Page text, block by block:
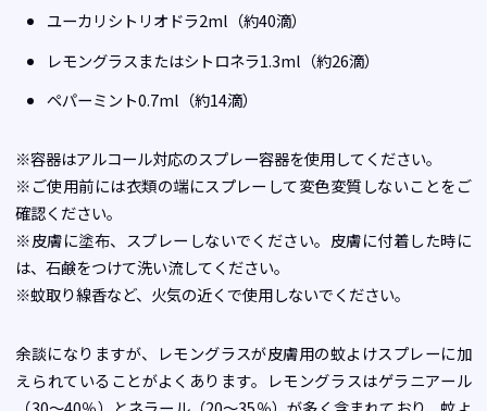
ユーカリシトリオドラ2ml（約40滴）
レモングラスまたはシトロネラ1.3ml（約26滴）
ペパーミント0.7ml（約14滴）
※容器はアルコール対応のスプレー容器を使用してください。
※ご使用前には衣類の端にスプレーして変色変質しないことをご
確認ください。
※皮膚に塗布、スプレーしないでください。皮膚に付着した時に
は、石鹸をつけて洗い流してください。
※蚊取り線香など、火気の近くで使用しないでください。
余談になりますが、レモングラスが皮膚用の蚊よけスプレーに加
えられていることがよくあります。レモングラスはゲラニアール